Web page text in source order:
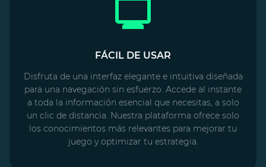
FÁCIL DE USAR
Disfruta de una interfaz elegante e intuitiva diseñada
para una navegación sin esfuerzo. Accede al instante
a toda la información esencial que necesitas, a solo
un clic de distancia. Nuestra plataforma ofrece solo
los conocimientos más relevantes para mejorar tu
juego y optimizar tu estrategia.